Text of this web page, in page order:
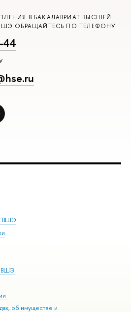
В БАКАЛАВРИАТ ВЫСШЕЙ
ОБРАЩАЙТЕСЬ ПО ТЕЛЕФОНУ
44
ВШЭ
ВШЭ
об имуществе и